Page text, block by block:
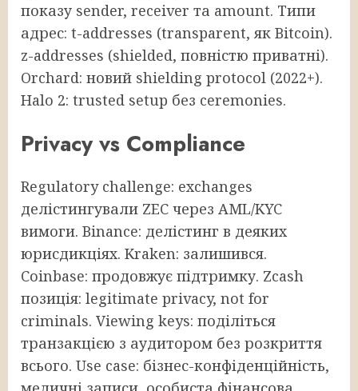
показу sender, receiver та amount. Типи
адрес: t-addresses (transparent, як Bitcoin).
z-addresses (shielded, повністю приватні).
Orchard: новий shielding protocol (2022+).
Halo 2: trusted setup без ceremonies.
Privacy vs Compliance
Regulatory challenge: exchanges
делістингували ZEC через AML/KYC
вимоги. Binance: делістинг в деяких
юрисдикціях. Kraken: залишився.
Coinbase: продовжує підтримку. Zcash
позиція: legitimate privacy, not for
criminals. Viewing keys: поділіться
транзакцією з аудитором без розкриття
всього. Use case: бізнес-конфіденційність,